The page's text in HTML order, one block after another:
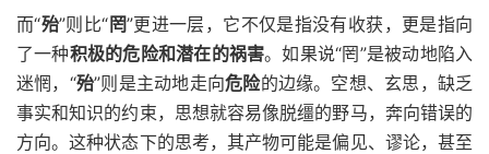
而“殆”则比“ 罔”更进一层，它不仅是指没有收获，更是指向
了一种积极的危险和潜在的祸害。如果说“罔”是被动地陷入
迷惘，“殆”则是主动地走向危险的边缘。空想、玄思，缺乏
事实和知识的约束，思想就容易像脱缰的野马，奔向错误的
方向。这种状态下的思考，其产物可能是偏见、谬论，甚至